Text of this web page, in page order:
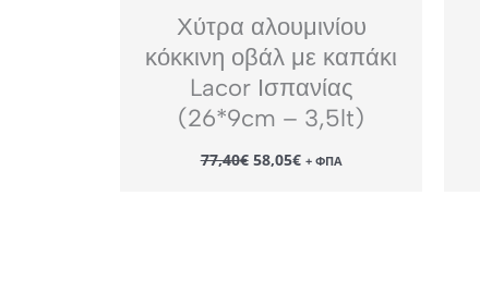
Χύτρα αλουμινίου
κόκκινη οβάλ με καπάκι
Lacor Ισπανίας
(26*9cm – 3,5lt)
77,40€ Original
price
58,05€Η
τρέχουσα
+ ΦΠΑ